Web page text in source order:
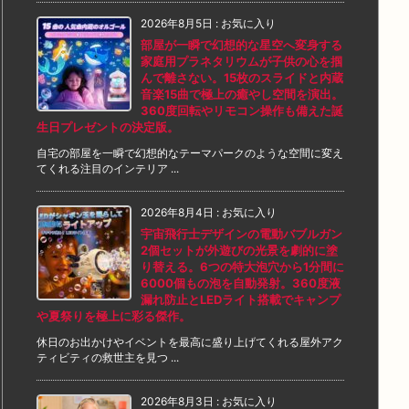
2026年8月5日 : お気に入り
部屋が一瞬で幻想的な星空へ変身する
家庭用プラネタリウムが子供の心を掴
んで離さない。15枚のスライドと内蔵
音楽15曲で極上の癒やし空間を演出。
360度回転やリモコン操作も備えた誕
生日プレゼントの決定版。
自宅の部屋を一瞬で幻想的なテーマパークのような空間に変え
てくれる注目のインテリア ...
2026年8月4日 : お気に入り
宇宙飛行士デザインの電動バブルガン
2個セットが外遊びの光景を劇的に塗
り替える。6つの特大泡穴から1分間に
6000個もの泡を自動発射。360度液
漏れ防止とLEDライト搭載でキャンプ
や夏祭りを極上に彩る傑作。
休日のお出かけやイベントを最高に盛り上げてくれる屋外アク
ティビティの救世主を見つ ...
2026年8月3日 : お気に入り